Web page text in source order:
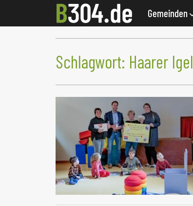
Gemeinden
Schlagwort: Haarer Igel